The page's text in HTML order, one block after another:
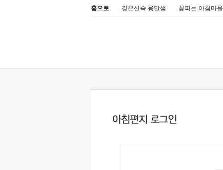
홈으로 깊은산속 옹달샘 꽃피는 아침마을